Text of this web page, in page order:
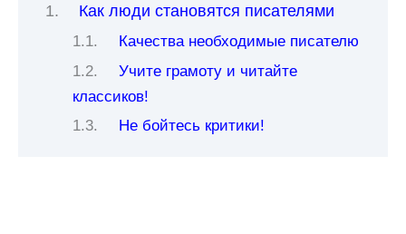
Как люди становятся писателями
Качества необходимые писателю
Учите грамоту и читайте
классиков!
Не бойтесь критики!